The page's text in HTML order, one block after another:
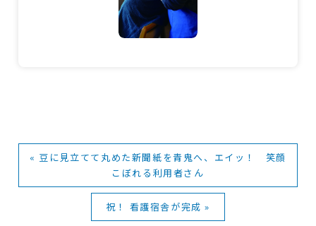
« 豆に見立てて丸めた新聞紙を青鬼へ、エイッ！ 笑顔
こぼれる利用者さん
祝！ 看護宿舎が完成 »